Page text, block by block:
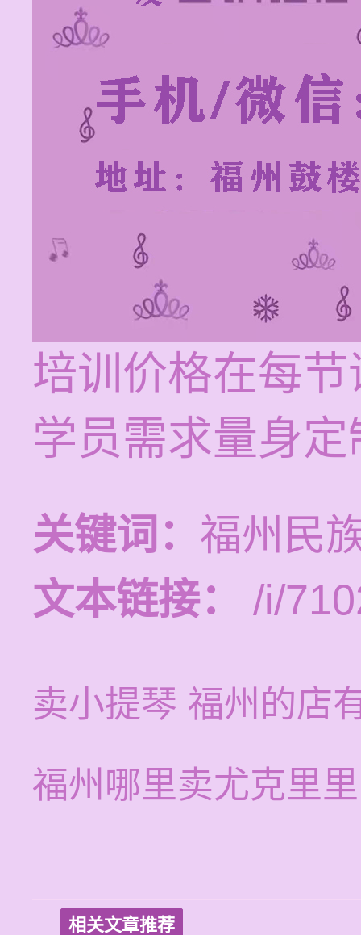
培训价格在每
学员需求量身
关键词： 福州民
文本链接：
/i/
卖小提琴 福州的店
福州哪里卖尤克里
相关文章推荐